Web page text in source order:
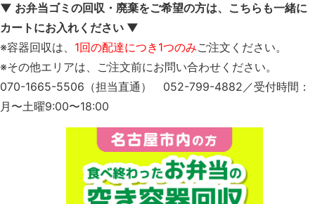
▼ お弁当ゴミの回収・廃棄をご希望の方は、こちらも一緒に
カートにお入れください ▼
※容器回収は、 1回の配達につき1つのみご注文ください。
※その他エリアは、ご注文前にお問い合わせください。
070-1665-5506（担当直通） 052-799-4882／受付時間：
月〜土曜9:00〜18:00